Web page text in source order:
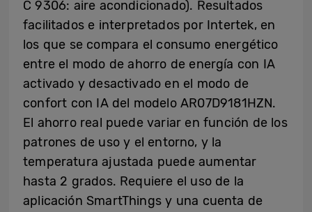
C 9306: aire acondicionado). Resultados
facilitados e interpretados por Intertek, en
los que se compara el consumo energético
entre el modo de ahorro de energía con IA
activado y desactivado en el modo de
confort con IA del modelo AR07D9181HZN.
El ahorro real puede variar en función de los
patrones de uso y el entorno, y la
temperatura ajustada puede aumentar
hasta 2 grados. Requiere el uso de la
aplicación SmartThings y una cuenta de